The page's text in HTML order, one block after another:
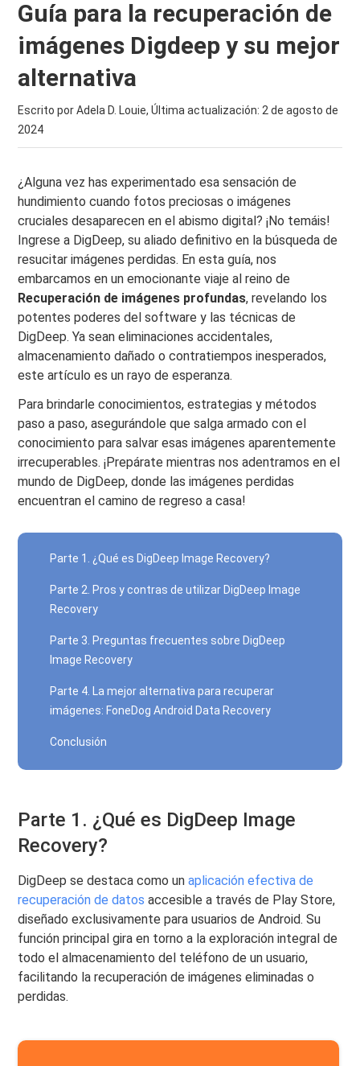
Guía para la recuperación de
imágenes Digdeep y su mejor
alternativa
Escrito por Adela D. Louie, Última actualización: 2 de agosto de
2024
¿Alguna vez has experimentado esa sensación de
hundimiento cuando fotos preciosas o imágenes
cruciales desaparecen en el abismo digital? ¡No temáis!
Ingrese a DigDeep, su aliado definitivo en la búsqueda de
resucitar imágenes perdidas. En esta guía, nos
embarcamos en un emocionante viaje al reino de
Recuperación de imágenes profundas, revelando los
potentes poderes del software y las técnicas de
DigDeep. Ya sean eliminaciones accidentales,
almacenamiento dañado o contratiempos inesperados,
este artículo es un rayo de esperanza.
Para brindarle conocimientos, estrategias y métodos
paso a paso, asegurándole que salga armado con el
conocimiento para salvar esas imágenes aparentemente
irrecuperables. ¡Prepárate mientras nos adentramos en el
mundo de DigDeep, donde las imágenes perdidas
encuentran el camino de regreso a casa!
Parte 1. ¿Qué es DigDeep Image Recovery?
Parte 2. Pros y contras de utilizar DigDeep Image
Recovery
Parte 3. Preguntas frecuentes sobre DigDeep
Image Recovery
Parte 4. La mejor alternativa para recuperar
imágenes: FoneDog Android Data Recovery
Conclusión
Parte 1. ¿Qué es DigDeep Image
Recovery?
DigDeep se destaca como unaplicación efectiva de
recuperación de datos accesible a través de Play Store,
diseñado exclusivamente para usuarios de Android. Su
función principal gira en torno a la exploración integral de
todo el almacenamiento del teléfono de un usuario,
facilitando la recuperación de imágenes eliminadas o
perdidas.